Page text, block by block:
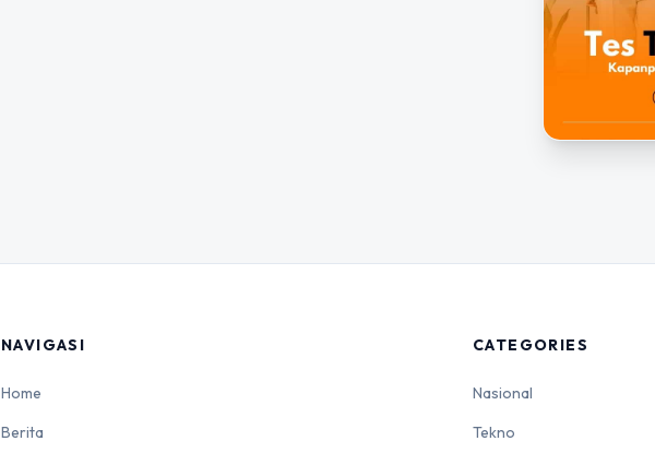
NAVIGASI
Home
Berita
CATEGORIES
Nasional
Tekno